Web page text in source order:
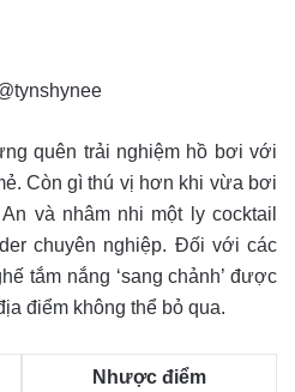
quên trải nghiệm hồ bơi với
Còn gì thú vị hơn khi vừa bơi
và nhâm nhi một ly cocktail
chuyên nghiệp. Đối với các
tắm nắng ‘sang chảnh’ được
điểm không thể bỏ qua.
Nhược điểm